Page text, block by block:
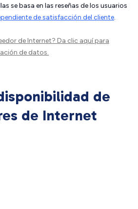
se basa en las reseñas de los usuarios
de satisfacción del cliente.
de Internet? Da clic aquípara
de datos.
de
de Internet